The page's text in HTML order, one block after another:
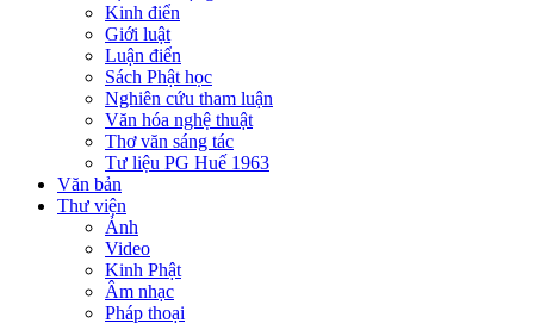
Kinh điển
Giới luật
Luận điển
Sách Phật học
Nghiên cứu tham luận
Văn hóa nghệ thuật
Thơ văn sáng tác
Tư liệu PG Huế 1963
Văn bản
Thư viện
Ảnh
Video
Kinh Phật
Âm nhạc
Pháp thoại